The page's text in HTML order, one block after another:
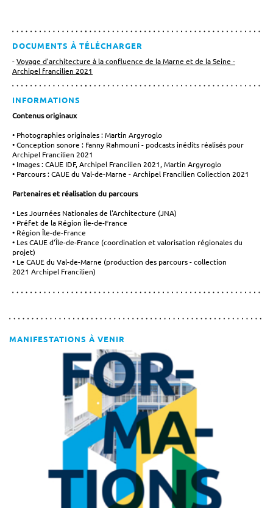
DOCUMENTS À TÉLÉCHARGER
Voyage d'architecture à la confluence de la Marne et de la Seine -
Archipel francilien 2021
INFORMATIONS
Contenus originaux
Photographies originales : Martin Argyroglo
Conception sonore : Fanny Rahmouni - podcasts inédits réalisés pour
Archipel Francilien 2021
Images : CAUE IDF, Archipel Francilien 2021, Martin Argyroglo
Parcours : CAUE du Val-de-Marne - Archipel Francilien Collection 2021
Partenaires et réalisation du parcours
Les Journées Nationales de l'Architecture (JNA)
Préfet de la Région Île-de-France
Région Île-de-France
Les CAUE d'Île-de-France (coordination et valorisation régionales du
projet)
Le CAUE du Val-de-Marne (production des parcours - collection
2021 Archipel Francilien)
MANIFESTATIONS À VENIR